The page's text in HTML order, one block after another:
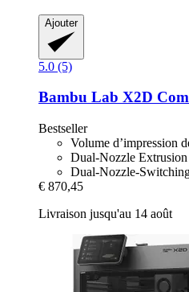
Ajouter
5.0 (5)
Bambu Lab X2D
Bestseller
Volume d’impression
Dual-Nozzle Extrusion
Dual-Nozzle-
€ 870,45
Livraison jusqu'au 14 août